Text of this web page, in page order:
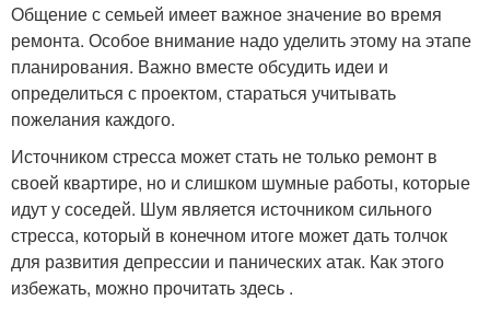
Общение с семьей имеет важное значение во время
ремонта. Особое внимание надо уделить этому на этапе
планирования. Важно вместе обсудить идеи и
определиться с проектом, стараться учитывать
пожелания каждого.
Источником стресса может стать не только ремонт в
своей квартире, но и слишком шумные работы, которые
идут у соседей. Шум является источником сильного
стресса, который в конечном итоге может дать толчок
для развития депрессии и панических атак. Как этого
избежать, можно прочитать здесь .